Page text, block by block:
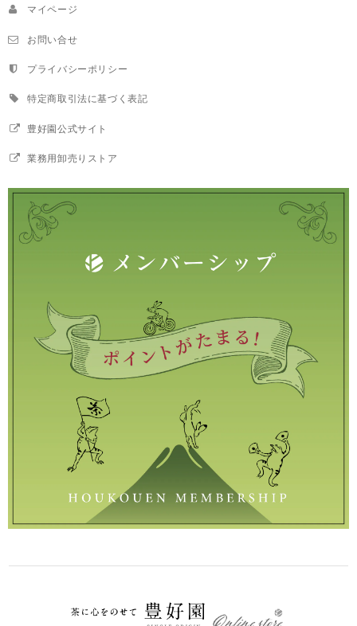
マイページ
お問い合せ
プライバシーポリシー
特定商取引法に基づく表記
豊好園公式サイト
業務用卸売りストア